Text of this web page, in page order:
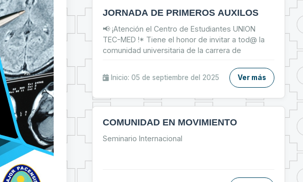
JORNADA DE PRIMEROS AUXILOS
📢 ¡Atención el Centro de Estudiantes UNION
TEC-MED !* Tiene el honor de invitar a tod@ la
comunidad universitaria de la carrera de
Inicio: 05 de septiembre del 2025 Ver más
COMUNIDAD EN MOVIMIENTO
Seminario Internacional